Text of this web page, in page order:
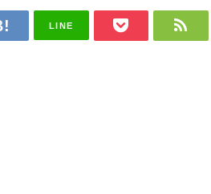
LINE